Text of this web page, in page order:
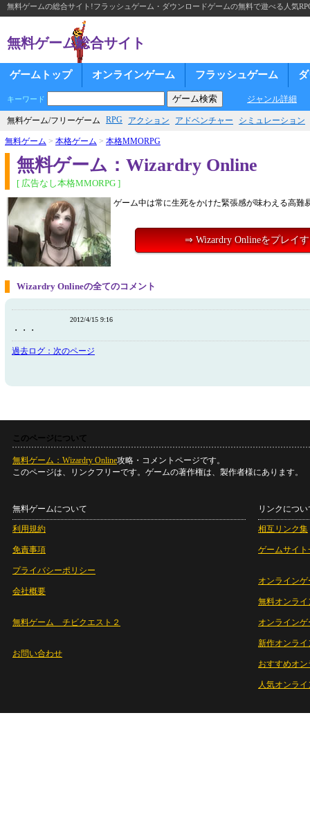
無料ゲームの総合サイト!フラッシュゲーム・ダウンロードゲームの無料で遊べる人気
無料ゲーム総合サイト
ゲームトップ オンラインゲーム フラッシュゲーム
キーワード ジャンル詳細
無料ゲーム/フリーゲーム RPG アクション アドベンチャー シミュレーション
無料ゲーム > 本格ゲーム > 本格MMORPG
無料ゲーム：Wizardry Online
[ 広告なし本格MMORPG ]
ゲーム中は常に生死をかけた緊張感が味わえる高難
⇒ Wizardry Onlineをプレイ
Wizardry Onlineの全てのコメント
2012/4/15 9:16
・・・
過去ログ：次のページ
このページについて
無料ゲーム：Wizardry Online攻略・コメントページです。
このページは、リンクフリーです。ゲームの著作権は、製作者様にあります。
無料ゲームについて
利用規約
免責事項
プライバシーポリシー
会社概要
無料ゲーム チビクエスト２
お問い合わせ
リンクについ
相互リンク集
ゲームサイト
オンラインゲ
無料オンライ
オンライン
新作オンライ
おすすめオ
人気オンラ